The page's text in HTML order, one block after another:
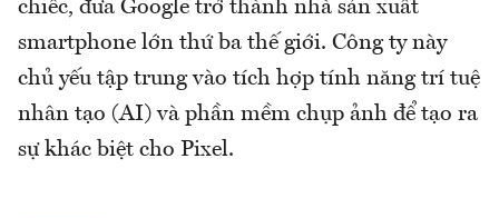
chiếc, đưa Google trở thành nhà sản xuất
smartphone lớn thứ ba thế giới. Công ty này
chủ yếu tập trung vào tích hợp tính năng trí tuệ
nhân tạo (AI) và phần mềm chụp ảnh để tạo ra
sự khác biệt cho Pixel.